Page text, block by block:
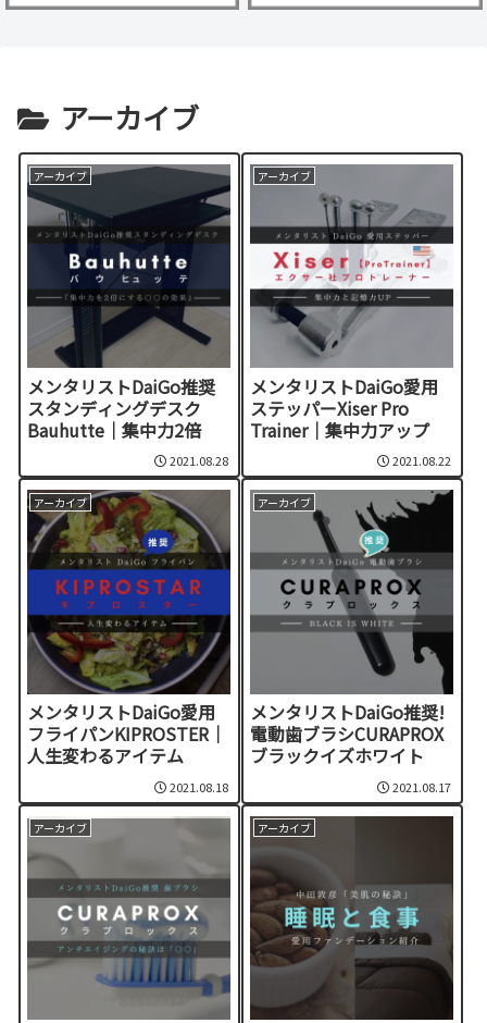
アーカイブ
アーカイブ
メンタリストDaiGo推奨
スタンディングデスク
Bauhutte｜集中力2倍
2021.08.28
アーカイブ
メンタリストDaiGo愛用
ステッパーXiser Pro
Trainer｜集中力アップ
2021.08.22
アーカイブ
メンタリストDaiGo愛用
フライパンKIPROSTER｜
人生変わるアイテム
2021.08.18
アーカイブ
メンタリストDaiGo推奨!
電動歯ブラシCURAPROX
ブラックイズホワイト
2021.08.17
アーカイブ アーカイブ